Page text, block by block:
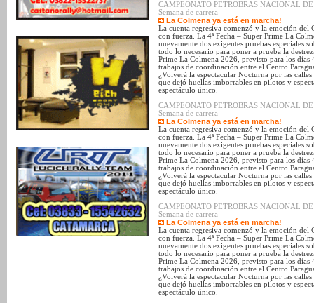
CAMPEONATO PETROBRAS NACIONAL
Semana de carrera
La Colmena ya está en marcha!
La cuenta regresiva comenzó y la emoción del
con fuerza. La 4ª Fecha – Super Prime La
nuevamente dos exigentes pruebas especiales
todo lo necesario para poner a prueba la
Prime La Colmena 2026, previsto para los
trabajos de coordinación entre el Centro
¿Volverá la espectacular Nocturna por las
que dejó huellas imborrables en pilotos y
espectáculo único.
CAMPEONATO PETROBRAS NACIONAL
Semana de carrera
La Colmena ya está en marcha!
La cuenta regresiva comenzó y la emoción del
con fuerza. La 4ª Fecha – Super Prime La
nuevamente dos exigentes pruebas especiales
todo lo necesario para poner a prueba la
Prime La Colmena 2026, previsto para los
trabajos de coordinación entre el Centro
¿Volverá la espectacular Nocturna por las
que dejó huellas imborrables en pilotos y
espectáculo único.
CAMPEONATO PETROBRAS NACIONAL
Semana de carrera
La Colmena ya está en marcha!
La cuenta regresiva comenzó y la emoción del
con fuerza. La 4ª Fecha – Super Prime La
nuevamente dos exigentes pruebas especiales
todo lo necesario para poner a prueba la
Prime La Colmena 2026, previsto para los
trabajos de coordinación entre el Centro
¿Volverá la espectacular Nocturna por las
que dejó huellas imborrables en pilotos y
espectáculo único.